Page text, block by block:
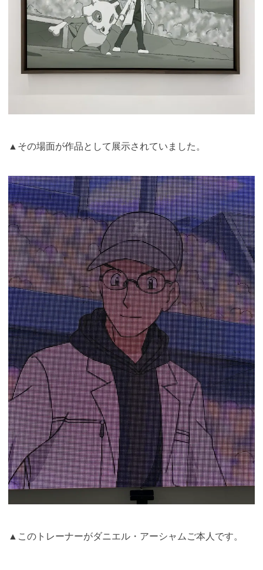
▲その場面が作品として展示されていました。
▲このトレーナーがダニエル・アーシャムご本人です。